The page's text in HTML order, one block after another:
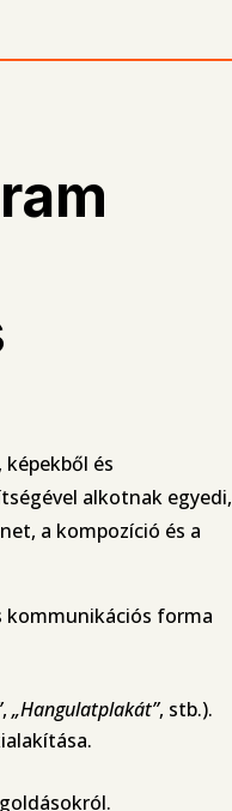
és
alkotnak egyedi,
a kompozíció és a
kommunikációs forma
, „Hangulatplakát”, stb.).